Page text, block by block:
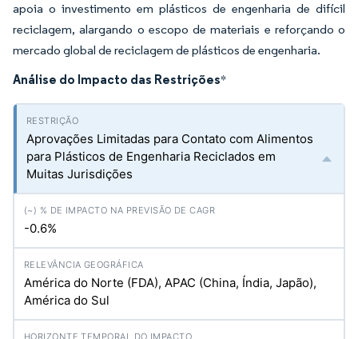
apoia o investimento em plásticos de engenharia de difícil
reciclagem, alargando o escopo de materiais e reforçando o
mercado global de reciclagem de plásticos de engenharia.
Análise do Impacto das Restrições*
Aprovações Limitadas para Contato com Alimentos
para Plásticos de Engenharia Reciclados em
Muitas Jurisdições
-0.6%
América do Norte (FDA), APAC (China, Índia, Japão),
América do Sul